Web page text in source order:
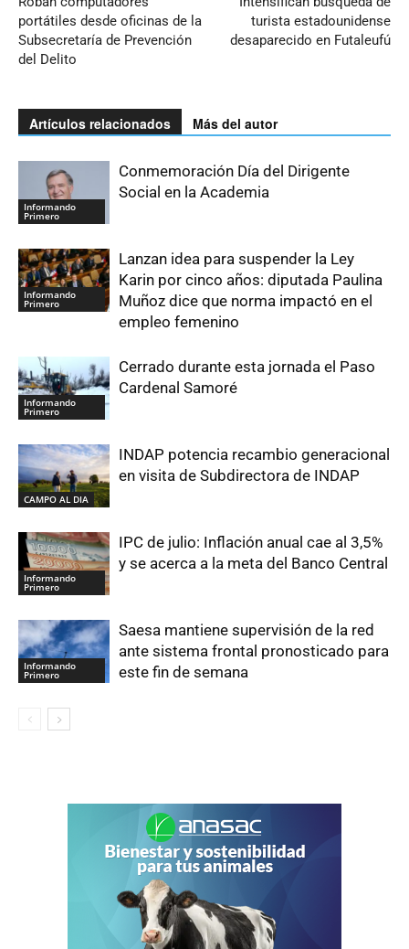
portátiles desde oficinas de la
Subsecretaría de Prevención
del Delito
turista estadounidense
desaparecido en Futaleufú
Artículos relacionados Más del autor
Informando
Primero
Conmemoración Día del Dirigente
Social en la Academia
Informando
Primero
Lanzan idea para suspender la Ley
Karin por cinco años: diputada Paulina
Muñoz dice que norma impactó en el
empleo femenino
Informando
Primero
Cerrado durante esta jornada el Paso
Cardenal Samoré
CAMPO AL DIA
INDAP potencia recambio generacional
en visita de Subdirectora de INDAP
Informando
Primero
IPC de julio: Inflación anual cae al 3,5%
y se acerca a la meta del Banco Central
Informando
Primero
Saesa mantiene supervisión de la red
ante sistema frontal pronosticado para
este fin de semana